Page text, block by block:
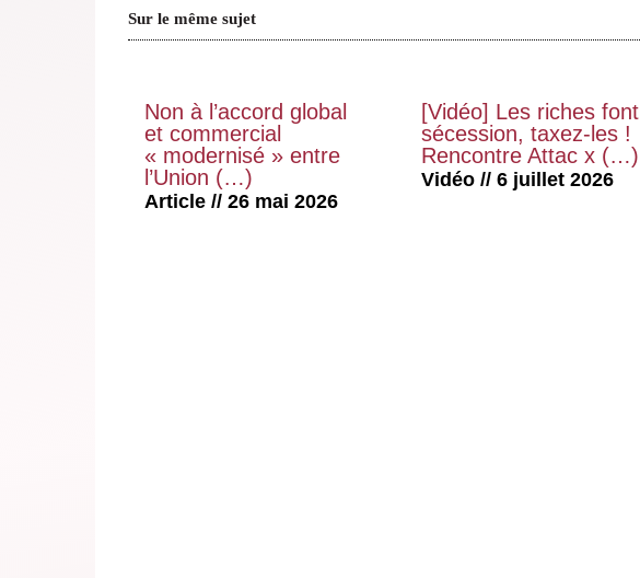
Sur le même sujet
Non à l’accord global
et commercial
« modernisé » entre
l’Union (…)
Article // 26 mai 2026
[Vidéo] Les riches font
sécession, taxez-les !
Rencontre Attac x (…)
Vidéo // 6 juillet 2026